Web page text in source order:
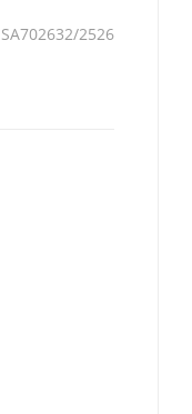
SA702632/2526